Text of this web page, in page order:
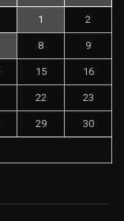
1 2
8 9
15 16
22 23
29 30